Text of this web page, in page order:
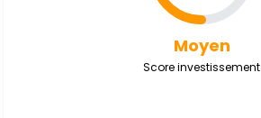
Moyen
Score investissement